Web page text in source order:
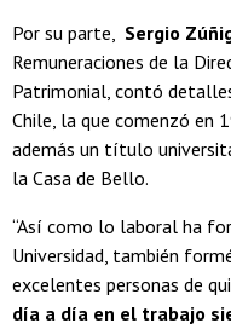
Por su parte, Sergio
Remuneraciones de la
Patrimonial, contó
Chile, la que comenzó en
además un título
la Casa de Bello.
“Así como lo laboral ha
Universidad, también
excelentes personas de
día a día en el trabajo